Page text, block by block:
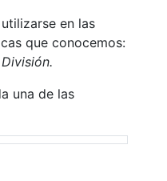
en las
que conocemos:
una de las